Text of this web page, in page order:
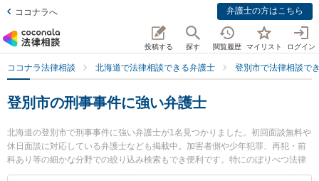
ココナラへ 弁護士の方はこちら
投稿する 探す 閲覧履歴 マイリスト ログイン
ココナラ法律相談 北海道で法律相談できる弁護士 登別市で法律相談で
登別市の刑事事件に強い弁護士
北海道の登別市で刑事事件に強い弁護士が1名見つかりました。初回面談無料や
休日面談に対応している弁護士なども掲載中。加害者側や少年犯罪、再犯・前
科あり等の細かな分野での絞り込み検索もでき便利です。特にのぼりべつ法律
事務所の八木橋 俊輔弁護士のプロフィール情報や弁護士費用、強みなどが注目